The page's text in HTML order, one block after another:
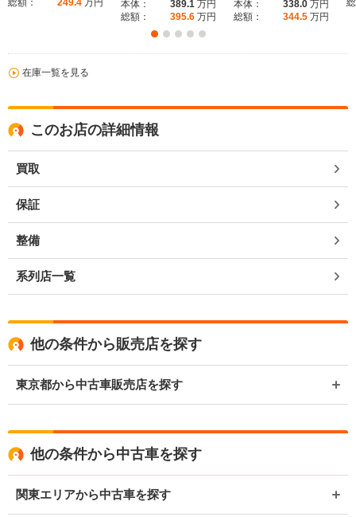
総額：
249.4 万円 本体： 389.1 万円
総額：
395.6 万円
本体： 338.0 万円
総額：
344.5 万円
在庫一覧を見る
このお店の詳細情報
買取
保証
整備
系列店一覧
他の条件から販売店を探す
東京都から中古車販売店を探す
他の条件から中古車を探す
関東エリアから中古車を探す